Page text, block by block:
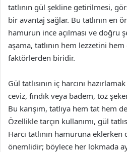
tatlının gül şekline getirilmesi,
bir avantaj sağlar. Bu tatlının en
hamurun ince açılması ve doğru
aşama, tatlının hem lezzetini
faktörlerden biridir.
Gül tatlısının iç harcını
ceviz, fındık veya badem, toz
Bu karışım, tatlıya hem tat hem
Özellikle tarçın kullanımı, gül
Harcı tatlının hamuruna eklerken
önemlidir; böylece her lokmada